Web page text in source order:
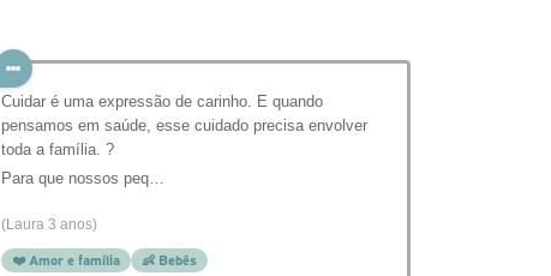
Cuidar é uma expressão de carinho. E quando
pensamos em saúde, esse cuidado precisa envolver
toda a família. ?
Para que nossos peq…
(Laura 3 anos)
❤️ Amor e família 👶 Bebês